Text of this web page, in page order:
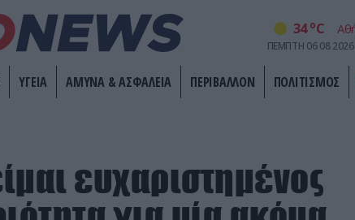
34 oC
ΠΕΜΠΤΗ 06 08 2026
ΥΓΕΙΑ ΑΜΥΝΑ & ΑΣΦΑΛΕΙΑ ΠΕΡΙΒΑΛΛΟΝ ΠΟΛΙΤΙΣΜΟΣ
ευχαριστημένος